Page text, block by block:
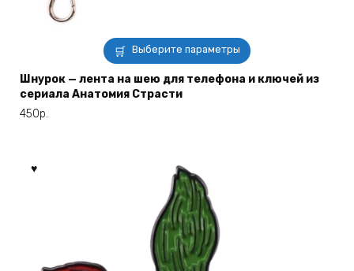
Выберите параметры
Этот
товар
имеет
несколько
на
странице
товара.
Шнурок — лента на шею для телефона и ключей из
сериала Анатомия Страсти
450р.